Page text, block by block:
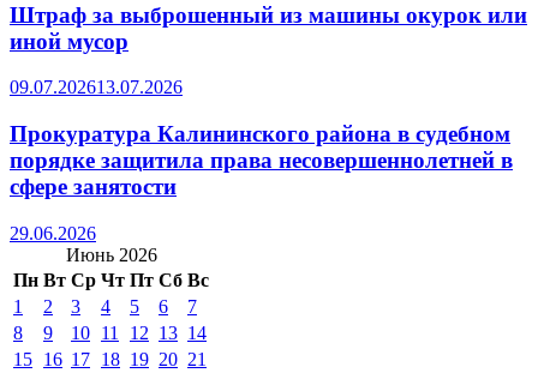
Штраф за выброшенный из машины окурок или
иной мусор
09.07.202613.07.2026
Прокуратура Калининского района в судебном
порядке защитила права несовершеннолетней в
сфере занятости
29.06.2026
Июнь 2026
Пн Вт Ср Чт Пт Сб Вс
1
2 3 4 5 6
7
8
9 10 11 12 13 14
15 16 17 18 19 20 21